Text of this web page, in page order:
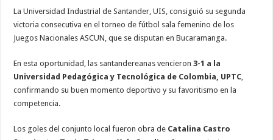
La Universidad Industrial de Santander, UIS, consiguió su segunda
victoria consecutiva en el torneo de fútbol sala femenino de los
Juegos Nacionales ASCUN, que se disputan en Bucaramanga.
En esta oportunidad, las santandereanas vencieron3-1 a la
Universidad Pedagógica y Tecnológica de Colombia, UPTC,
confirmando su buen momento deportivo y su favoritismo en la
competencia.
Los goles del conjunto local fueron obra de Catalina Castro